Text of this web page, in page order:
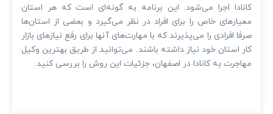
کانادا اجرا می‌شود. این برنامه به گونه‌ای است که هر استان
معیارهای خاص را برای افراد در نظر می‌گیرد و بعضی از استان‌ها
صرفا افرادی را می‌پذیرند که با مهارت‌های آنها برای رفع نیازهای بازار
کار استان خود نیاز داشته باشند. می‌توانید از طریق بهترین وکیل
مهاجرت به کانادا در اصفهان، جزئیات این روش را بررسی کنید.